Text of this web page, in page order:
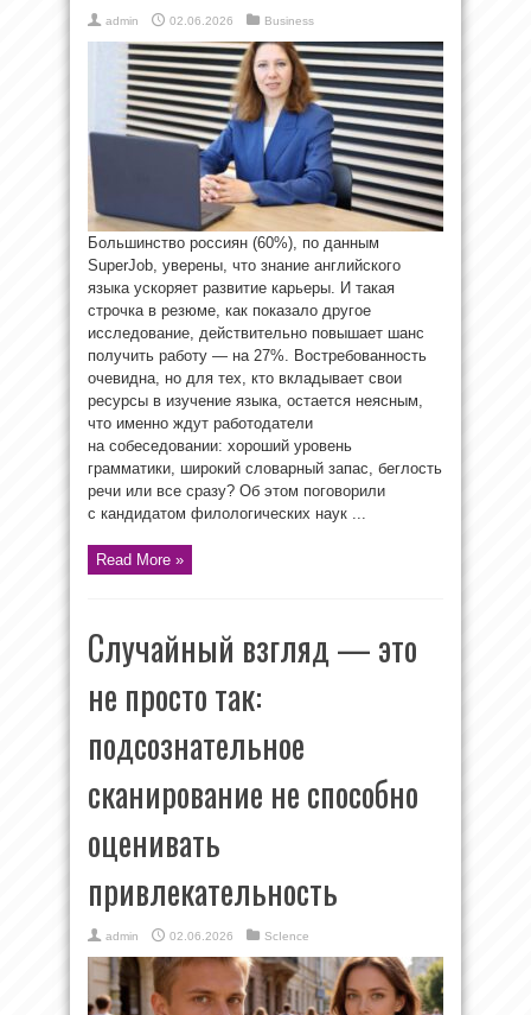
admin 02.06.2026 Business
Большинство россиян (60%), по данным
SuperJob, уверены, что знание английского
языка ускоряет развитие карьеры. И такая
строчка в резюме, как показало другое
исследование, действительно повышает шанс
получить работу — на 27%. Востребованность
очевидна, но для тех, кто вкладывает свои
ресурсы в изучение языка, остается неясным,
что именно ждут работодатели
на собеседовании: хороший уровень
грамматики, широкий словарный запас, беглость
речи или все сразу? Об этом поговорили
с кандидатом филологических наук ...
Read More »
Случайный взгляд — это
не просто так:
подсознательное
сканирование не способно
оценивать
привлекательность
admin 02.06.2026 ScIence